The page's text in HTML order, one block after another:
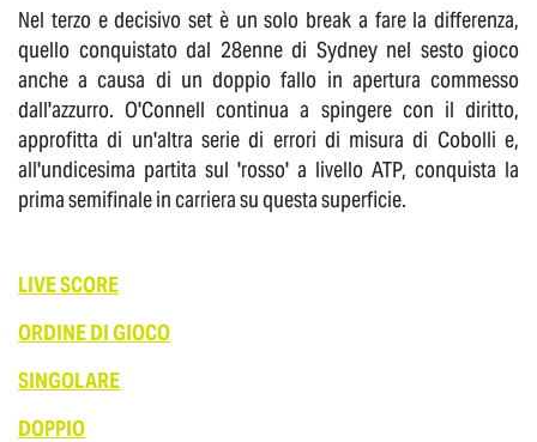
Nel terzo e decisivo set è un solo break a fare la differenza,
quello conquistato dal 28enne di Sydney nel sesto gioco
anche a causa di un doppio fallo in apertura commesso
dall'azzurro. O'Connell continua a spingere con il diritto,
approfitta di un'altra serie di errori di misura di Cobolli e,
all'undicesima partita sul 'rosso' a livello ATP, conquista la
prima semifinale in carriera su questa superficie.
LIVE SCORE
ORDINE DI GIOCO
SINGOLARE
DOPPIO